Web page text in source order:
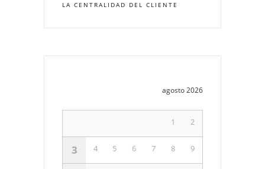
LA CENTRALIDAD DEL CLIENTE
agosto 2026
1 2
3 4 5 6 7 8 9